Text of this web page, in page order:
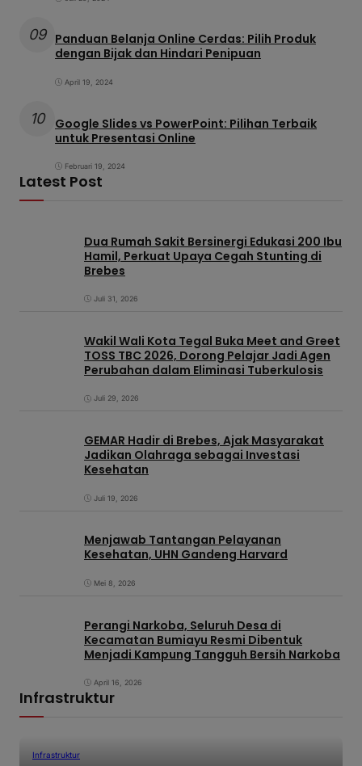
09 Panduan Belanja Online Cerdas: Pilih Produk
dengan Bijak dan Hindari Penipuan
April 19, 2024
10
Google Slides vs PowerPoint: Pilihan Terbaik
untuk Presentasi Online
Februari 19, 2024
Latest Post
Dua Rumah Sakit Bersinergi Edukasi 200 Ibu
Hamil, Perkuat Upaya Cegah Stunting di
Brebes
Juli 31, 2026
Wakil Wali Kota Tegal Buka Meet and Greet
TOSS TBC 2026, Dorong Pelajar Jadi Agen
Perubahan dalam Eliminasi Tuberkulosis
Juli 29, 2026
GEMAR Hadir di Brebes, Ajak Masyarakat
Jadikan Olahraga sebagai Investasi
Kesehatan
Juli 19, 2026
Menjawab Tantangan Pelayanan
Kesehatan, UHN Gandeng Harvard
Mei 8, 2026
Perangi Narkoba, Seluruh Desa di
Kecamatan Bumiayu Resmi Dibentuk
Menjadi Kampung Tangguh Bersih Narkoba
April 16, 2026
Infrastruktur
Infrastruktur